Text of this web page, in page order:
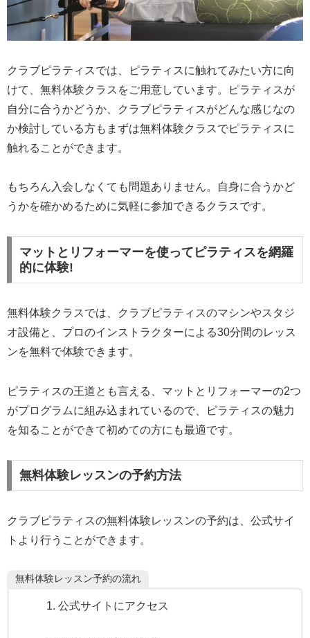
クラブピラティスでは、ピラティスに触れてみたい方に向
けて、無料体験クラスをご用意しています。ピラティスが
自分に合うかどうか、クラブピラティスがどんな感じなの
か検討している方もまずは無料体験クラスでピラティスに
触れることができます。
もちろん入会しなくても問題ありません。自身に合うかど
うかを確かめるために気軽に参加できるクラスです。
マットとリフォーマーを使ってピラティスを網羅
的に体験!
無料体験クラスでは、クラブピラティスのマシンやスタジ
オ設備と、プロのインストラクターによる30分間のレッス
ンを無料で体験できます。
ピラティスの王道とも言える、マットとリフォーマーの2つ
がプログラムに組み込まれているので、ピラティスの魅力
を知ることができて初めての方にも最適です。
無料体験レッスンの予約方法
クラブピラティスの無料体験レッスンの予約は、公式サイ
トより行うことができます。
無料体験レッスン予約の流れ
公式サイトにアクセス